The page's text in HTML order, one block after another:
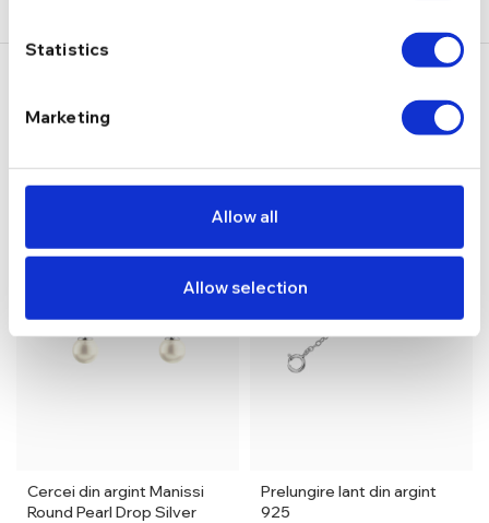
Statistics
Marketing
Allow all
Allow selection
Cercei din argint Manissi
Round Pearl Drop Silver
Prelungire lant din argint
925